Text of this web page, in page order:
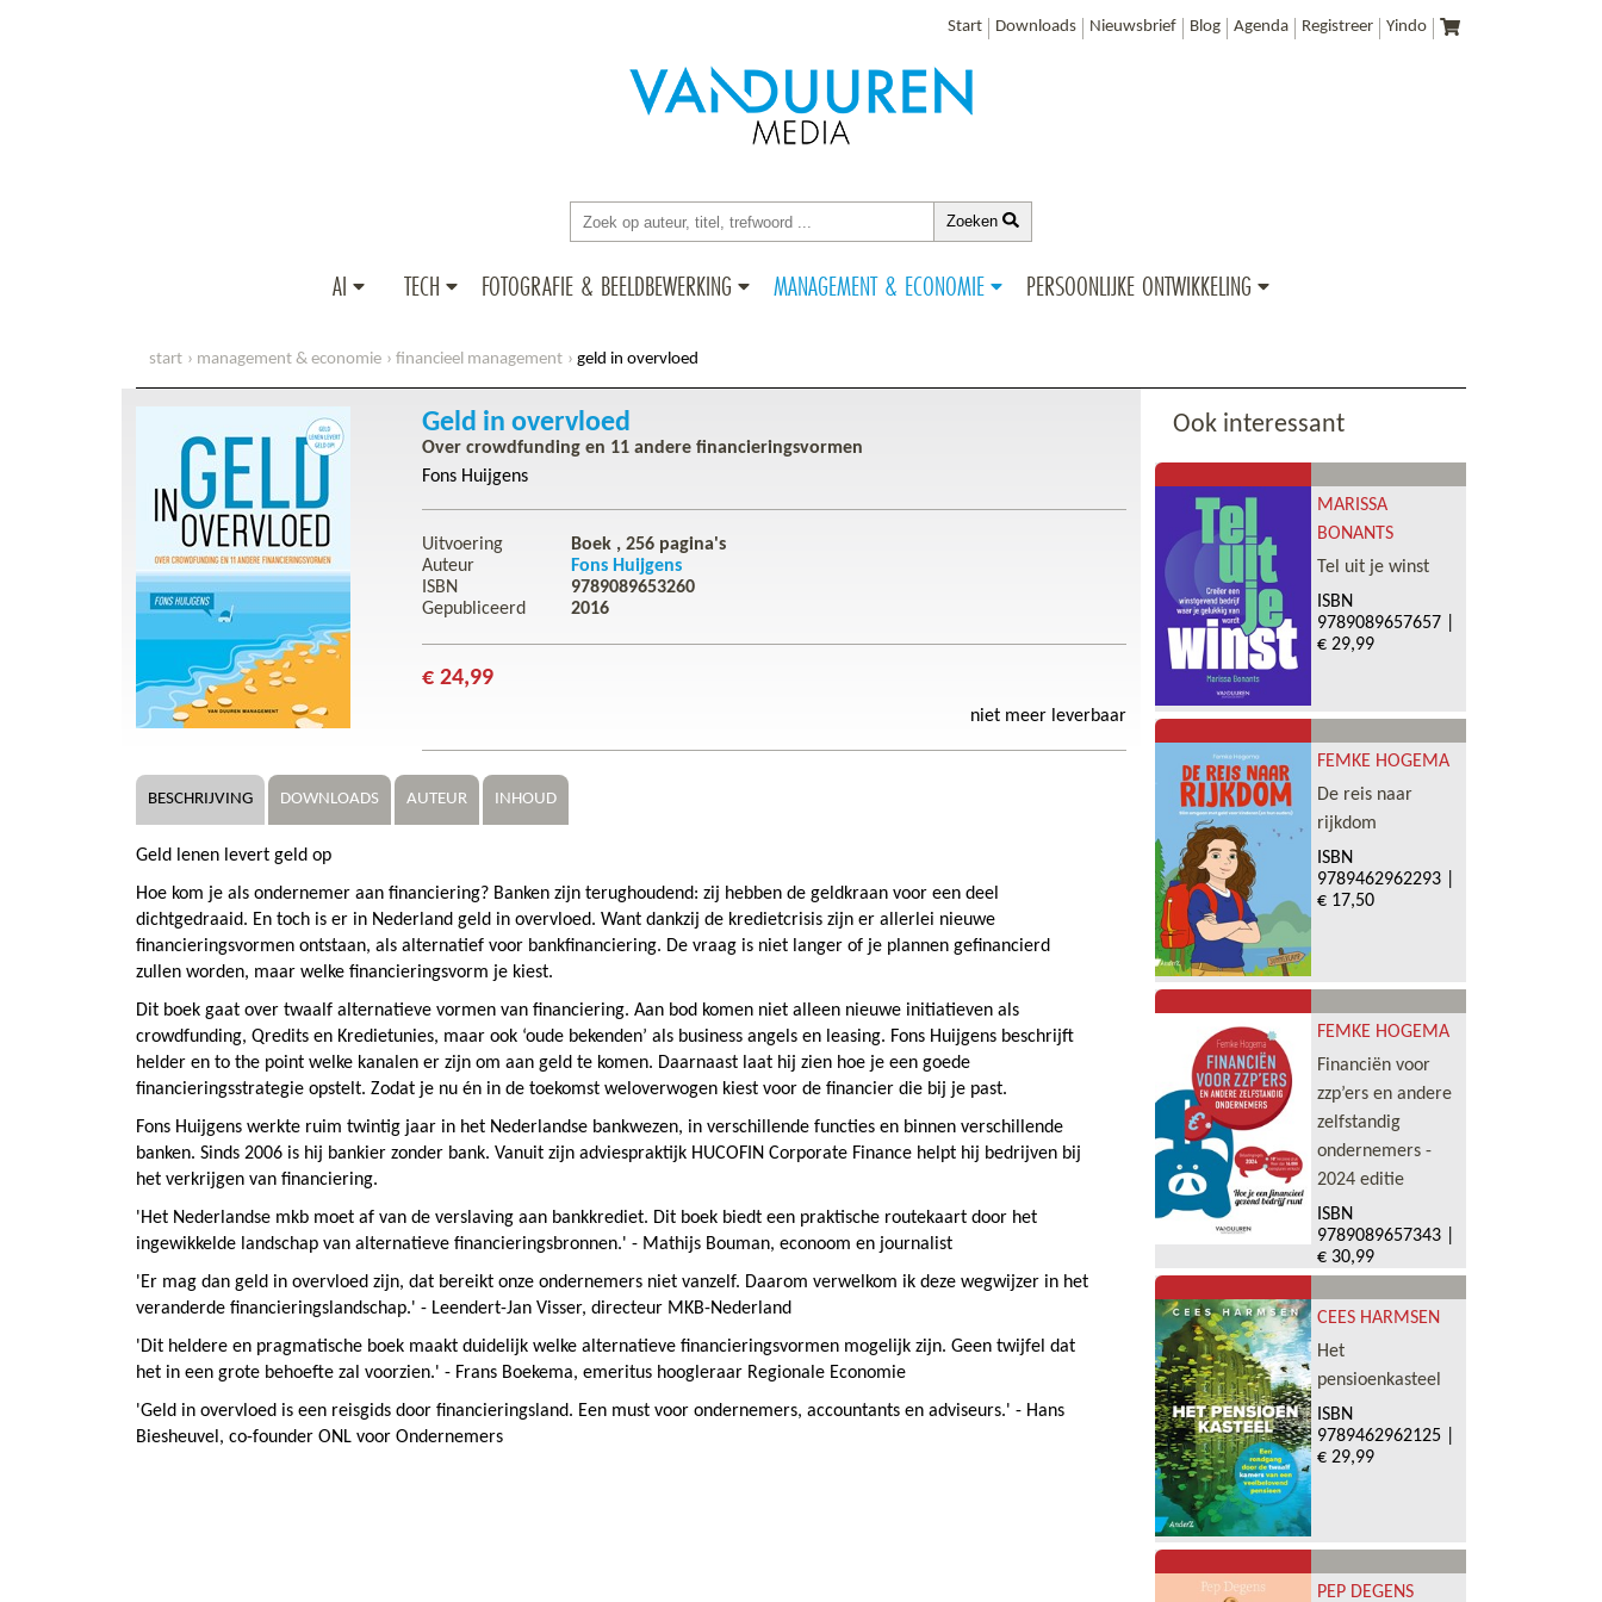
Start Downloads Nieuwsbrief Blog Agenda Registreer Yindo
Zoeken
AI TECH FOTOGRAFIE & BEELDBEWERKING MANAGEMENT & ECONOMIE PERSOONLIJKE ONTWIKKELING
start management & economie financieel management geld in overvloed
Geld in overvloed
Over crowdfunding en 11 andere financieringsvormen
Fons Huijgens
Uitvoering Boek , 256 pagina's
Auteur
Fons Huijgens
ISBN
9789089653260
Gepubliceerd
2016
€ 24,99
niet meer leverbaar
BESCHRIJVING DOWNLOADS AUTEUR INHOUD
Geld lenen levert geld op
Hoe kom je als ondernemer aan financiering? Banken zijn terughoudend: zij hebben de geldkraan voor een deel
dichtgedraaid. En toch is er in Nederland geld in overvloed. Want dankzij de kredietcrisis zijn er allerlei nieuwe
financieringsvormen ontstaan, als alternatief voor bankfinanciering. De vraag is niet langer of je plannen gefinancierd
zullen worden, maar welke financieringsvorm je kiest.
Dit boek gaat over twaalf alternatieve vormen van financiering. Aan bod komen niet alleen nieuwe initiatieven als
crowdfunding, Qredits en Kredietunies, maar ook ‘oude bekenden’ als business angels en leasing. Fons Huijgens beschrijft
helder en to the point welke kanalen er zijn om aan geld te komen. Daarnaast laat hij zien hoe je een goede
financieringsstrategie opstelt. Zodat je nu én in de toekomst weloverwogen kiest voor de financier die bij je past.
Fons Huijgens werkte ruim twintig jaar in het Nederlandse bankwezen, in verschillende functies en binnen verschillende
banken. Sinds 2006 is hij bankier zonder bank. Vanuit zijn adviespraktijk HUCOFIN Corporate Finance helpt hij bedrijven bij
het verkrijgen van financiering.
'Het Nederlandse mkb moet af van de verslaving aan bankkrediet. Dit boek biedt een praktische routekaart door het
ingewikkelde landschap van alternatieve financieringsbronnen.' - Mathijs Bouman, econoom en journalist
'Er mag dan geld in overvloed zijn, dat bereikt onze ondernemers niet vanzelf. Daarom verwelkom ik deze wegwijzer in het
veranderde financieringslandschap.' - Leendert-Jan Visser, directeur MKB-Nederland
'Dit heldere en pragmatische boek maakt duidelijk welke alternatieve financieringsvormen mogelijk zijn. Geen twijfel dat
het in een grote behoefte zal voorzien.' - Frans Boekema, emeritus hoogleraar Regionale Economie
'Geld in overvloed is een reisgids door financieringsland. Een must voor ondernemers, accountants en adviseurs.' - Hans
Biesheuvel, co-founder ONL voor Ondernemers
Ook interessant
MARISSA
BONANTS
Tel uit je winst
ISBN
9789089657657|
€ 29,99
FEMKE HOGEMA
De reis naar
rijkdom
ISBN
9789462962293|
€ 17,50
FEMKE HOGEMA
Financiën voor
zzp’ers en andere
zelfstandig
ondernemers -
2024 editie
ISBN
9789089657343|
€ 30,99
CEES HARMSEN
Het
pensioenkasteel
ISBN
9789462962125|
€ 29,99
PEP DEGENS